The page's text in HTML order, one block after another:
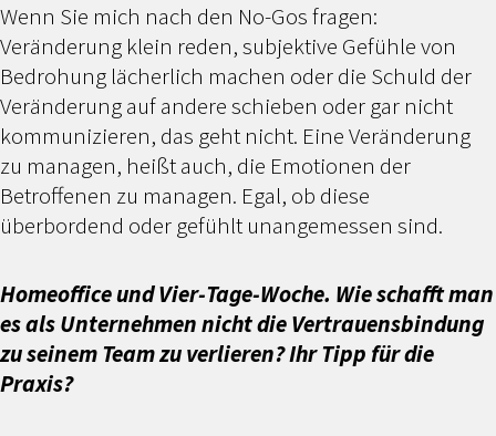
Wenn Sie mich nach den No-Gos fragen:
Veränderung klein reden, subjektive Gefühle von
Bedrohung lächerlich machen oder die Schuld der
Veränderung auf andere schieben oder gar nicht
kommunizieren, das geht nicht. Eine Veränderung
zu managen, heißt auch, die Emotionen der
Betroffenen zu managen. Egal, ob diese
überbordend oder gefühlt unangemessen sind.
Homeoffice und Vier-Tage-Woche. Wie schafft man
es als Unternehmen nicht die Vertrauensbindung
zu seinem Team zu verlieren? Ihr Tipp für die
Praxis?